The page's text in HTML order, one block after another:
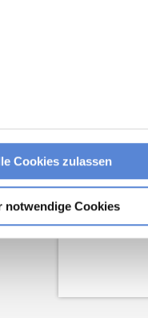
Cookies zulassen
notwendige Cookies